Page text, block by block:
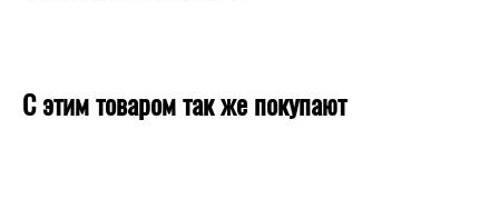
С этим товаром так же покупают